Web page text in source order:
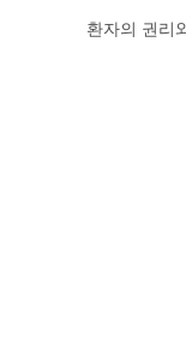
환자의 권리